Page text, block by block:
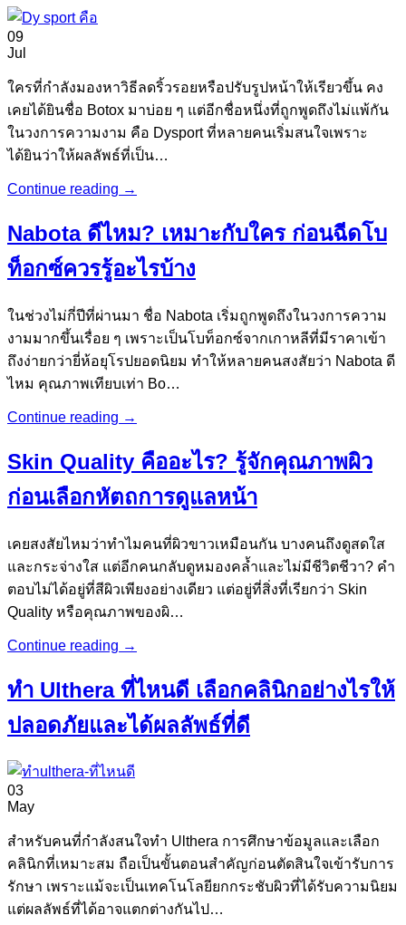
09
Jul
ใครที่กำลังมองหาวิธีลดริ้วรอยหรือปรับรูปหน้าให้เรียวขึ้น คง
เคยได้ยินชื่อ Botox มาบ่อย ๆ แต่อีกชื่อหนึ่งที่ถูกพูดถึงไม่แพ้กัน
ในวงการความงาม คือ Dysport ที่หลายคนเริ่มสนใจเพราะ
ได้ยินว่าให้ผลลัพธ์ที่เป็น…
Continue reading →
Nabota ดีไหม? เหมาะกับใคร ก่อนฉีดโบ
ท็อกซ์ควรรู้อะไรบ้าง
ในช่วงไม่กี่ปีที่ผ่านมา ชื่อ Nabota เริ่มถูกพูดถึงในวงการความ
งามมากขึ้นเรื่อย ๆ เพราะเป็นโบท็อกซ์จากเกาหลีที่มีราคาเข้า
ถึงง่ายกว่ายี่ห้อยุโรปยอดนิยม ทำให้หลายคนสงสัยว่า Nabota ดี
ไหม คุณภาพเทียบเท่า Bo…
Continue reading →
Skin Quality คืออะไร? รู้จักคุณภาพผิว
ก่อนเลือกหัตถการดูแลหน้า
เคยสงสัยไหมว่าทำไมคนที่ผิวขาวเหมือนกัน บางคนถึงดูสดใส
และกระจ่างใส แต่อีกคนกลับดูหมองคล้ำและไม่มีชีวิตชีวา? คำ
ตอบไม่ได้อยู่ที่สีผิวเพียงอย่างเดียว แต่อยู่ที่สิ่งที่เรียกว่า Skin
Quality หรือคุณภาพของผิ…
Continue reading →
ทำ Ulthera ที่ไหนดี เลือกคลินิกอย่างไรให้
ปลอดภัยและได้ผลลัพธ์ที่ดี
03
May
สำหรับคนที่กำลังสนใจทำ Ulthera การศึกษาข้อมูลและเลือก
คลินิกที่เหมาะสม ถือเป็นขั้นตอนสำคัญก่อนตัดสินใจเข้ารับการ
รักษา เพราะแม้จะเป็นเทคโนโลยียกกระชับผิวที่ได้รับความนิยม
แต่ผลลัพธ์ที่ได้อาจแตกต่างกันไป…